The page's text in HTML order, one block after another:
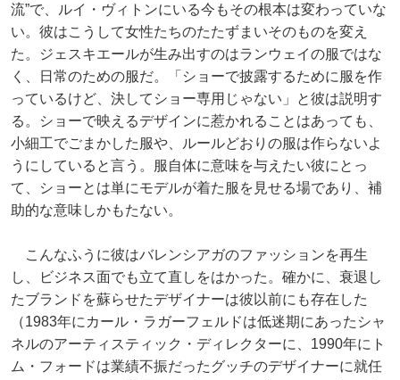
流”で、ルイ・ヴィトンにいる今もその根本は変わっていな
い。彼はこうして女性たちのたたずまいそのものを変え
た。ジェスキエールが生み出すのはランウェイの服ではな
く、日常のための服だ。「ショーで披露するために服を作
っているけど、決してショー専用じゃない」と彼は説明す
る。ショーで映えるデザインに惹かれることはあっても、
小細工でごまかした服や、ルールどおりの服は作らないよ
うにしていると言う。服自体に意味を与えたい彼にとっ
て、ショーとは単にモデルが着た服を見せる場であり、補
助的な意味しかもたない。
こんなふうに彼はバレンシアガのファッションを再生
し、ビジネス面でも立て直しをはかった。確かに、衰退し
たブランドを蘇らせたデザイナーは彼以前にも存在した
（1983年にカール・ラガーフェルドは低迷期にあったシャ
ネルのアーティスティック・ディレクターに、1990年にト
ム・フォードは業績不振だったグッチのデザイナーに就任